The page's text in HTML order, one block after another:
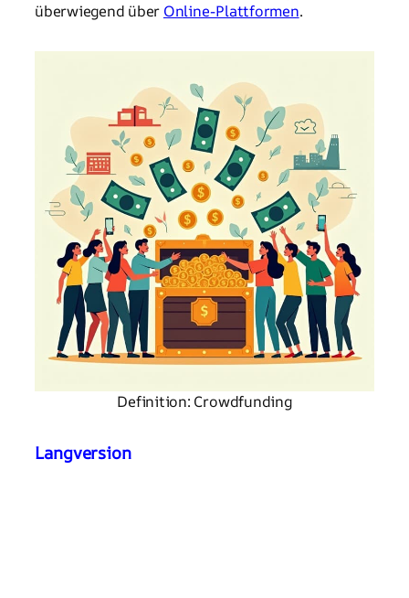
überwiegend über Online-Plattformen.
Definition: Crowdfunding
Langversion